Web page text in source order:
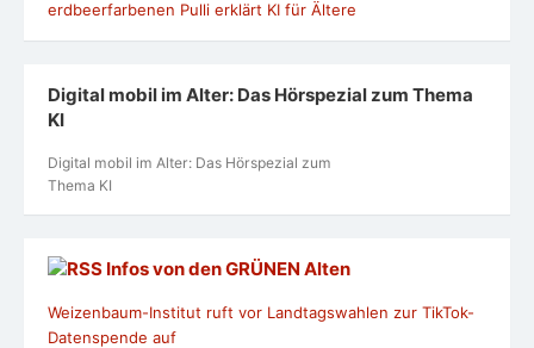
Digital mobil im Alter: Das Hörspezial zum Thema
KI
Digital mobil im Alter: Das Hörspezial zum
Thema KI
Infos von den GRÜNEN Alten
Weizenbaum-Institut ruft vor Landtagswahlen zur TikTok-
Datenspende auf